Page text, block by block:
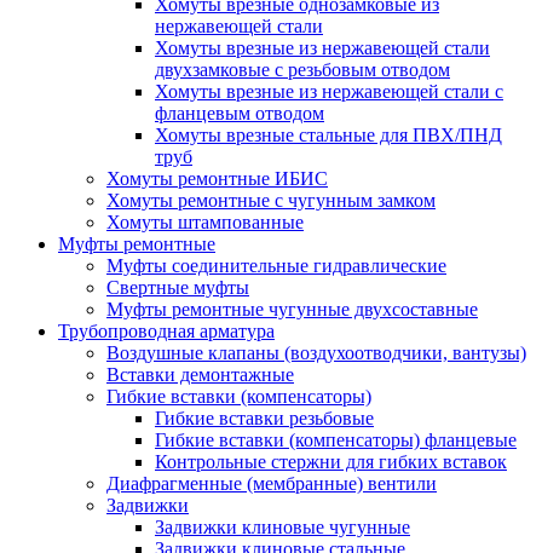
Хомуты врезные однозамковые из
нержавеющей стали
Хомуты врезные из нержавеющей стали
двухзамковые с резьбовым отводом
Хомуты врезные из нержавеющей стали с
фланцевым отводом
Хомуты врезные стальные для ПВХ/ПНД
труб
Хомуты ремонтные ИБИС
Хомуты ремонтные с чугунным замком
Хомуты штампованные
Муфты ремонтные
Муфты соединительные гидравлические
Свертные муфты
Муфты ремонтные чугунные двухсоставные
Трубопроводная арматура
Воздушные клапаны (воздухоотводчики, вантузы)
Вставки демонтажные
Гибкие вставки (компенсаторы)
Гибкие вставки резьбовые
Гибкие вставки (компенсаторы) фланцевые
Контрольные стержни для гибких вставок
Диафрагменные (мембранные) вентили
Задвижки
Задвижки клиновые чугунные
Задвижки клиновые стальные